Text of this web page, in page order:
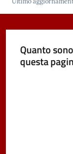
Novità
Servizi
Vivere
Castel
Quanto
questa